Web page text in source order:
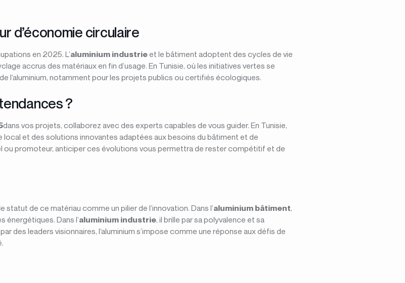
d’économie circulaire
en 2025. L’aluminium industrieet le bâtiment adoptent des cycles de vie
accrus des matériaux en fin d’usage. En Tunisie, où les initiatives vertes se
l’aluminium, notamment pour les projets publics ou certifiés écologiques.
?
dans vos projets, collaborez avec des experts capables de vous guider. En Tunisie,
et des solutions innovantes adaptées aux besoins du bâtiment et de
ou promoteur, anticiper ces évolutions vous permettra de rester compétitif et de
statut de ce matériau comme un pilier de l’innovation. Dans l’aluminium bâtiment,
énergétiques. Dans l’aluminium industrie, il brille par sa polyvalence et sa
des leaders visionnaires, l’aluminium s’impose comme une réponse aux défis de